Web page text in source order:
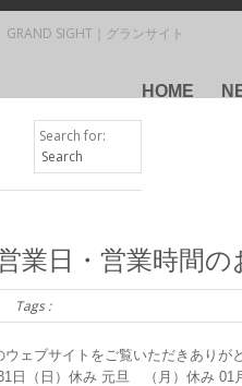
HOME
Search for:
業日・営業時間の
Tags :
ウェブサイトをご覧いただきあり
31日（日）休み 元旦 （月）休み